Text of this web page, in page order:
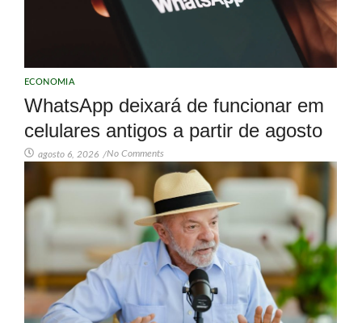
ECONOMIA
WhatsApp deixará de funcionar em
celulares antigos a partir de agosto
agosto 6, 2026 /No Comments